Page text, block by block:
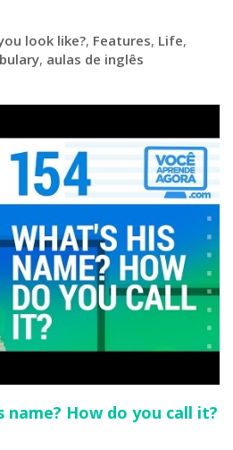
look like?, Features, Life,
, aulas de inglês
name? How do you call it?